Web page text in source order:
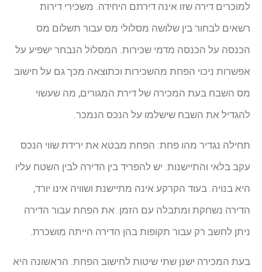
למוכרים דירה שזו אינה דירתם היחידה. משכירי דירות
רשאים לבחור בין שלושה מסלולי מס עבור תשלום מס
הכנסה על הכנסה מדמי שכירות. המסלול הנבחר ישפיע על
אפשרות ניכוי הפחת מהשכירות וכתוצאה מכך גם על חישוב
מס השבח בעת המכירה של דירת המגורים, מה שעשוי
להגדיל את השבח שישלמו על הנכס הנמכר.
תחילה נגדיר מהו פחת: הפחת מבטא את ירידת שווי הנכס
עקב בלאי והתיישנות. יש להפריד בין הדירה לבין השטח עליו
היא בנויה. בעוד הקרקע אינה מתיישנת ושוויה אינו יורד,
הדירה נשחקת ומתבלה עם הזמן. את הפחת עבור הדירה
ניתן לחשב רק עבור תקופות בהן הדירה הייתה מושכרת.
בעת המכירה ישנן שתי שיטות לחישוב הפחת. הראשונה היא